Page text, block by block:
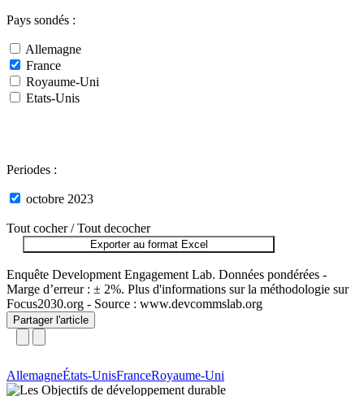
Pays sondés :
Allemagne
France
Royaume-Uni
Etats-Unis
Periodes :
octobre 2023
Tout cocher / Tout decocher
Exporter au format Excel
Enquête Development Engagement Lab. Données pondérées -
Marge d’erreur : ± 2%. Plus d'informations sur la méthodologie sur
Focus2030.org - Source : www.devcommslab.org
Partager l'article
AllemagneÉtats-UnisFranceRoyaume-Uni